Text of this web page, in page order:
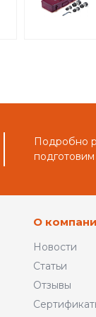
Подробно
О
Новости
Статьи
Отзывы